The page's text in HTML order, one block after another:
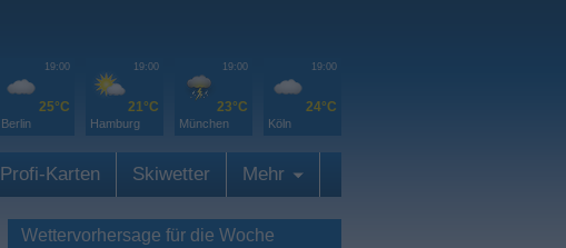
19:00
25°C
Berlin
19:00
21°C
Hamburg
19:00
23°C
München
19:00
24°C
Köln
Profi-Karten Skiwetter Mehr
Wettervorhersage für die Woche